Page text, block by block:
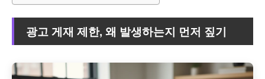
광고 게재 제한, 왜 발생하는지 먼저 짚기